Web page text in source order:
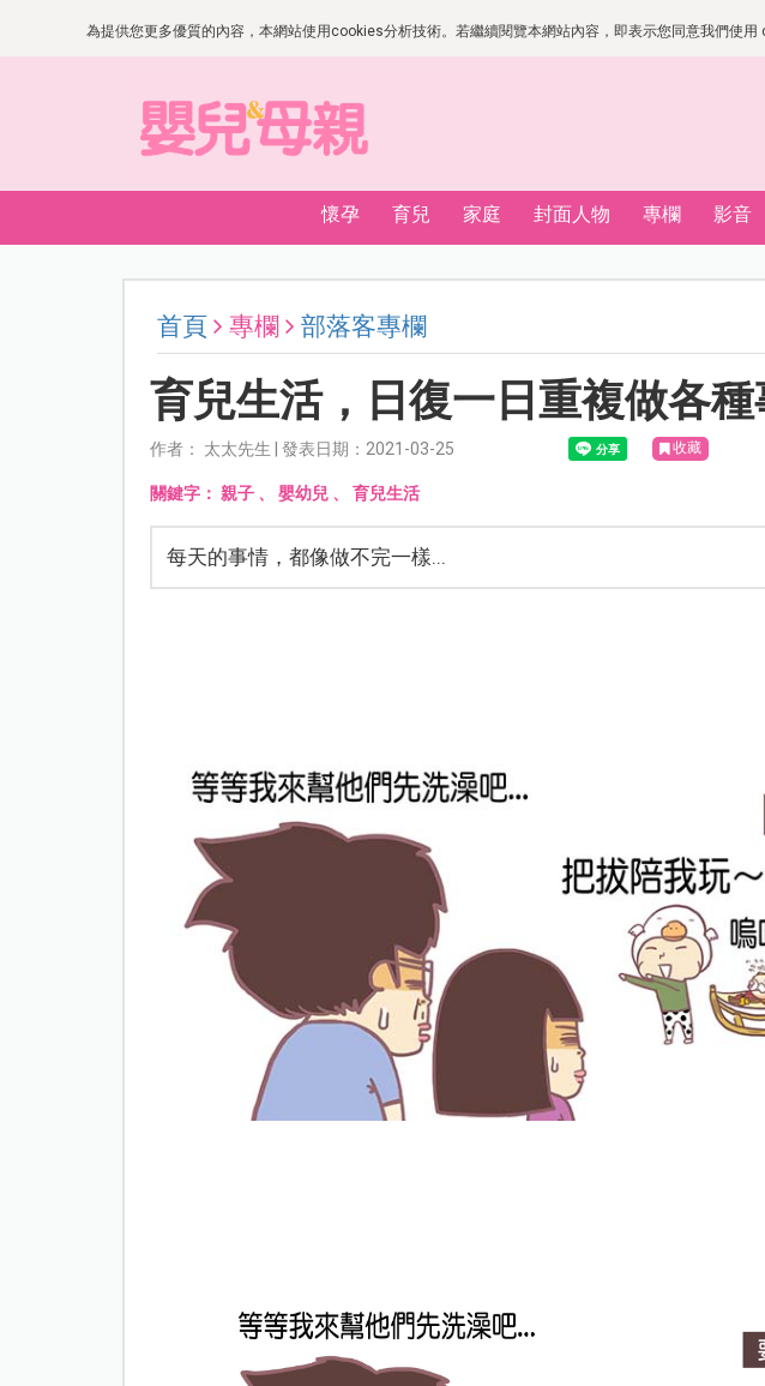
為提供您更多優質的內容，本網站使用cookies分析技術。若繼續閱覽本網站內容，即表示您同意我們使
懷孕 育兒 家庭 封面人物 專欄 影音
首頁 專欄 部落客專欄
育兒生活，日復一日重複做各種
作者： 太太先生 | 發表日期：2021-03-25 收藏
關鍵字： 親子、 嬰幼兒、 育兒生活
每天的事情，都像做不完一樣...